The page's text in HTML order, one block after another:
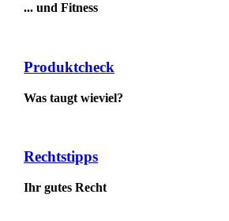
... und Fitness
Produktcheck
Was taugt wieviel?
Rechtstipps
Ihr gutes Recht